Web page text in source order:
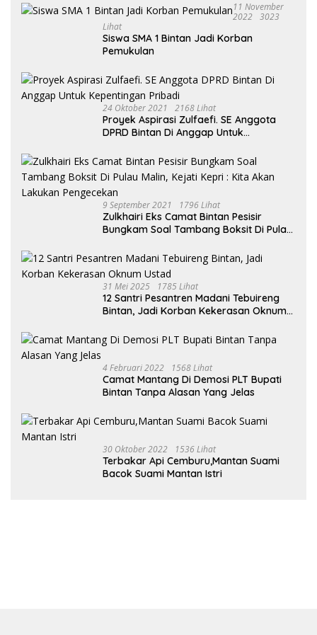
11 November
2022 3023
Lihat
Siswa SMA 1 Bintan Jadi Korban
Pemukulan
24 Oktober 2021 2168 Lihat
Proyek Aspirasi Zulfaefi. SE Anggota
DPRD Bintan Di Anggap Untuk
9 September 2021 1796 Lihat
Zulkhairi Eks Camat Bintan Pesisir
Bungkam Soal Tambang Boksit Di Pulau
Pengecekan
31 Mei 2025 1785 Lihat
12 Santri Pesantren Madani Tebuireng
Bintan, Jadi Korban Kekerasan Oknum
4 Februari 2022 1568 Lihat
Camat Mantang Di Demosi PLT Bupati
Bintan Tanpa Alasan Yang Jelas
30 Oktober 2022 1536 Lihat
Terbakar Api Cemburu,Mantan Suami
Bacok Suami Mantan Istri